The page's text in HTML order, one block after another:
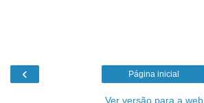
‹ Página inicial
Ver versão para a web